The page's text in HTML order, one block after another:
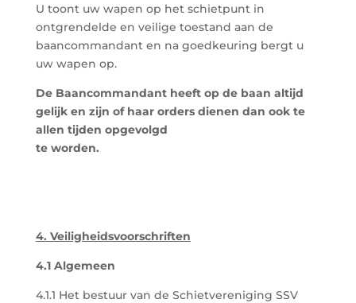
U toont uw wapen op het schietpunt in
ontgrendelde en veilige toestand aan de
baancommandant en na goedkeuring bergt u
uw wapen op.
De Baancommandant heeft op de baan altijd
gelijk en zijn of haar orders dienen dan ook te
allen tijden opgevolgd
te worden.
4. Veiligheidsvoorschriften
4.1 Algemeen
4.1.1 Het bestuur van de Schietvereniging SSV